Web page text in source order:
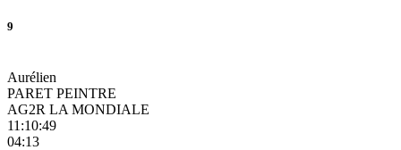
9
Aurélien
PARET PEINTRE
AG2R LA MONDIALE
11:10:49
04:13